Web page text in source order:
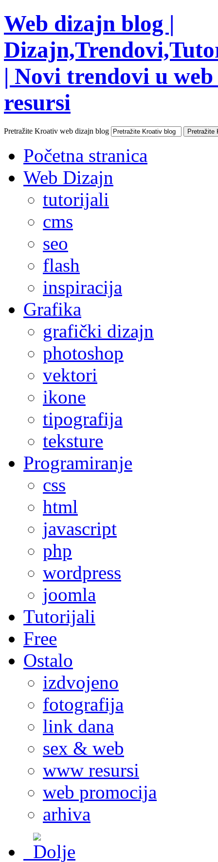
Web dizajn blog |
| Novi trendovi u
resursi
Pretražite Kroativ web dizajn blog
Početna stranica
Web Dizajn
tutorijali
cms
seo
flash
inspiracija
Grafika
grafički dizajn
photoshop
vektori
ikone
tipografija
teksture
Programiranje
css
html
javascript
php
wordpress
joomla
Tutorijali
Free
Ostalo
izdvojeno
fotografija
link dana
sex & web
www resursi
web promocija
arhiva